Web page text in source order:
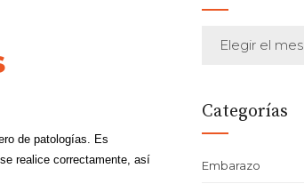
de patologías. Es
realice correctamente, así
Elegir el mes
Categorías
Embarazo